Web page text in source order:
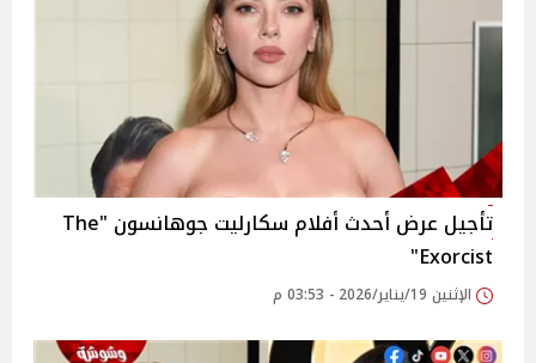
تأجيل عرض أحدث أفلام سكارليت جوهانسون "The
Exorcist"
الإثنين 19/يناير/2026 - 03:53 م